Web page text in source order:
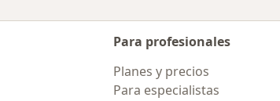
Para profesionales
Planes y precios
Para especialistas